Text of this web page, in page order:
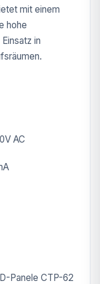
mit einem
hohe
in
AC
Panele CTP-62